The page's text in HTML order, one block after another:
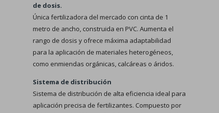
de dosis.
Única fertilizadora del mercado con cinta de 1
metro de ancho, construida en PVC. Aumenta el
rango de dosis y ofrece máxima adaptabilidad
para la aplicación de materiales heterogéneos,
como enmiendas orgánicas, calcáreas o áridos.
Sistema de distribución
Sistema de distribución de alta eficiencia ideal para
aplicación precisa de fertilizantes. Compuesto por